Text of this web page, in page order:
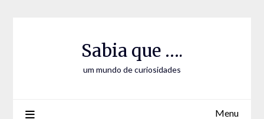
Sabia que ….
um mundo de curiosidades
Menu